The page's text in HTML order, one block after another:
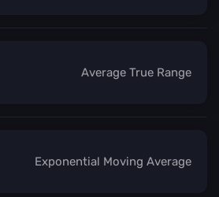
Average True Range
Exponential Moving Average